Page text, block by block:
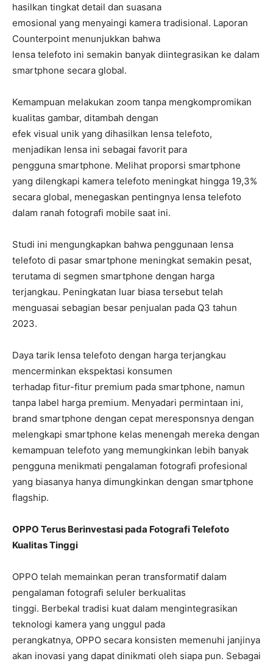
hasilkan tingkat detail dan suasana
emosional yang menyaingi kamera tradisional. Laporan
Counterpoint menunjukkan bahwa
lensa telefoto ini semakin banyak diintegrasikan ke dalam
smartphone secara global.
Kemampuan melakukan zoom tanpa mengkompromikan
kualitas gambar, ditambah dengan
efek visual unik yang dihasilkan lensa telefoto,
menjadikan lensa ini sebagai favorit para
pengguna smartphone. Melihat proporsi smartphone
yang dilengkapi kamera telefoto meningkat hingga 19,3%
secara global, menegaskan pentingnya lensa telefoto
dalam ranah fotografi mobile saat ini.
Studi ini mengungkapkan bahwa penggunaan lensa
telefoto di pasar smartphone meningkat semakin pesat,
terutama di segmen smartphone dengan harga
terjangkau. Peningkatan luar biasa tersebut telah
menguasai sebagian besar penjualan pada Q3 tahun
2023.
Daya tarik lensa telefoto dengan harga terjangkau
mencerminkan ekspektasi konsumen
terhadap fitur-fitur premium pada smartphone, namun
tanpa label harga premium. Menyadari permintaan ini,
brand smartphone dengan cepat meresponsnya dengan
melengkapi smartphone kelas menengah mereka dengan
kemampuan telefoto yang memungkinkan lebih banyak
pengguna menikmati pengalaman fotografi profesional
yang biasanya hanya dimungkinkan dengan smartphone
flagship.
OPPO Terus Berinvestasi pada Fotografi Telefoto
Kualitas Tinggi
OPPO telah memainkan peran transformatif dalam
pengalaman fotografi seluler berkualitas
tinggi. Berbekal tradisi kuat dalam mengintegrasikan
teknologi kamera yang unggul pada
perangkatnya, OPPO secara konsisten memenuhi janjinya
akan inovasi yang dapat dinikmati oleh siapa pun. Sebagai